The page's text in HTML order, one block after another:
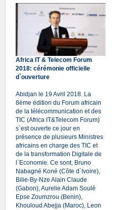
Africa IT & Telecom Forum
2018: cérémonie officielle
d`ouverture
Abidjan le 19 Avril 2018. La
8ème édition du Forum africain
de la télécommunication et des
TIC (Africa IT&Telecom Forum)
s`est ouverte ce jour en
présence de plusieurs Ministres
africains en charge des TIC et
de la transformation Digitale de
l`Economie. Ce sont, Bruno
Nabagné Koné (Côte d`Ivoire),
Bilie-By-Nze Alain Claude
(Gabon), Aurelie Adam Soulé
Epse Zoumzrou (Benin),
Khouloud Abejja (Maroc), Leon